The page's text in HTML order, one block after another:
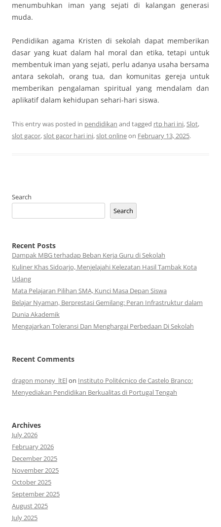
menumbuhkan iman yang sejati di kalangan generasi
muda.
Pendidikan agama Kristen di sekolah dapat memberikan
dasar yang kuat dalam hal moral dan etika, tetapi untuk
membentuk iman yang sejati, perlu adanya usaha bersama
antara sekolah, orang tua, dan komunitas gereja untuk
memberikan pengalaman spiritual yang mendalam dan
aplikatif dalam kehidupan sehari-hari siswa.
This entry was posted in pendidikan and tagged rtp hari ini,Slot,
slot gacor,slot gacor hari ini,slot onlineon February 13, 2025.
Search
Search
Recent Posts
Dampak MBG terhadap Beban Kerja Guru di Sekolah
Kuliner Khas Sidoarjo, Menjelajahi Kelezatan Hasil Tambak Kota
Udang
Mata Pelajaran Pilihan SMA, Kunci Masa Depan Siswa
Belajar Nyaman, Berprestasi Gemilang: Peran Infrastruktur dalam
Dunia Akademik
Mengajarkan Toleransi Dan Menghargai Perbedaan Di Sekolah
Recent Comments
dragon money_ltElon Instituto Politécnico de Castelo Branco:
Menyediakan Pendidikan Berkualitas di Portugal Tengah
Archives
July 2026
February 2026
December 2025
November 2025
October 2025
September 2025
August 2025
July 2025